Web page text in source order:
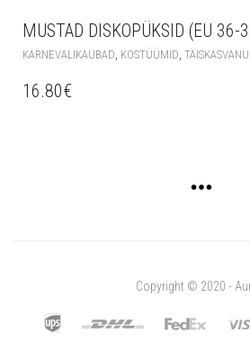
MUSTAD DISKOPÜKSID (EU 36-
KARNEVALIKAUBAD KOSTÜÜMID
16.80€
Copyright © 2020 -